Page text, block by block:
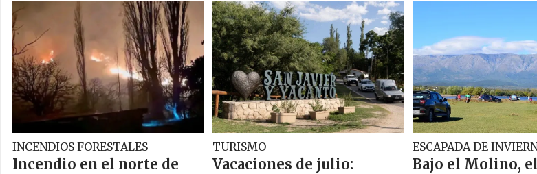
INCENDIOS FORESTALES
Incendio en el norte de
TURISMO
Vacaciones de julio:
ESCAPADA DE
Bajo el Molino,